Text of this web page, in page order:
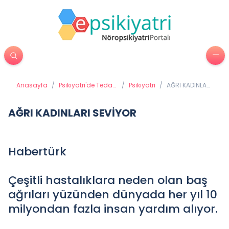
Anasayfa / Psikiyatri'de Tedavi
/ Psikiyatri / AĞRI KADINLARI
AĞRI KADINLARI SEVİYOR
Habertürk
Çeşitli hastalıklara neden olan baş
ağrıları yüzünden dünyada her yıl 10
milyondan fazla insan yardım alıyor.